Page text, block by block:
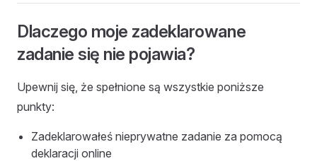
Dlaczego moje zadeklarowane
zadanie się nie pojawia?
Upewnij się, że spełnione są wszystkie poniższe
punkty:
Zadeklarowałeś nieprywatne zadanie za pomocą
deklaracji online